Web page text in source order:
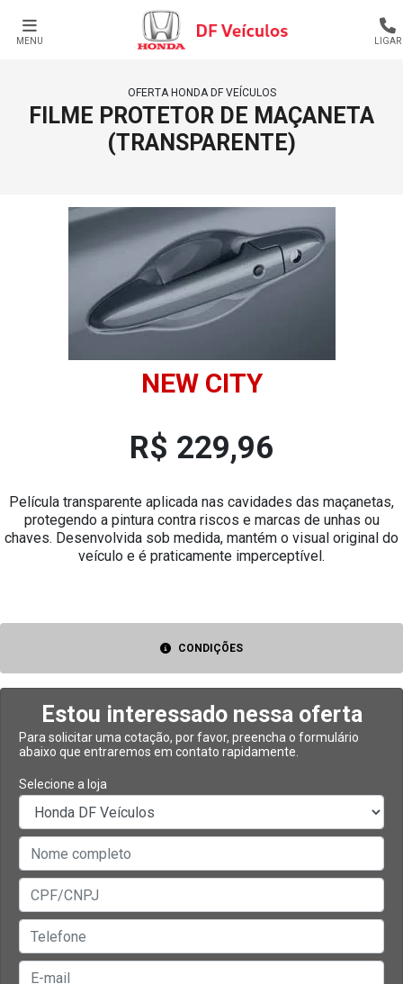
MENU LIGAR
OFERTA HONDA DF VEÍCULOS
FILME PROTETOR DE MAÇANETA
(TRANSPARENTE)
NEW CITY
R$ 229,96
Película transparente aplicada nas cavidades das maçanetas,
protegendo a pintura contra riscos e marcas de unhas ou
chaves. Desenvolvida sob medida, mantém o visual original do
veículo e é praticamente imperceptível.
CONDIÇÕES
Estou interessado nessa oferta
Para solicitar uma cotação, por favor, preencha o formulário
abaixo que entraremos em contato rapidamente.
Selecione a loja